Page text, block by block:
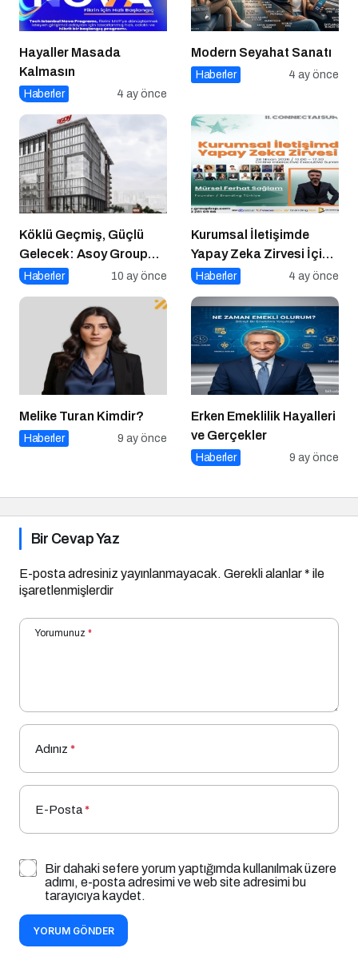
Hayaller Masada
Kalmasın
Haberler 4 ay önce
Modern Seyahat Sanatı
Haberler 4 ay önce
Köklü Geçmiş, Güçlü
Gelecek: Asoy Group
Türkiye’nin Değerini
Haberler 10 ay önce
Kurumsal İletişimde
Yapay Zeka Zirvesi İçin
Geri Sayım!
Haberler 4 ay önce
Melike Turan Kimdir?
Haberler 9 ay önce
Erken Emeklilik Hayalleri
ve Gerçekler
Haberler 9 ay önce
Bir Cevap Yaz
E-posta adresiniz yayınlanmayacak. Gerekli alanlar* ile
işaretlenmişlerdir
Yorumunuz *
Adınız *
E-Posta*
Bir dahaki sefere yorum yaptığımda kullanılmak üzere
adımı, e-posta adresimi ve web site adresimi bu
tarayıcıya kaydet.
YORUM GÖNDER